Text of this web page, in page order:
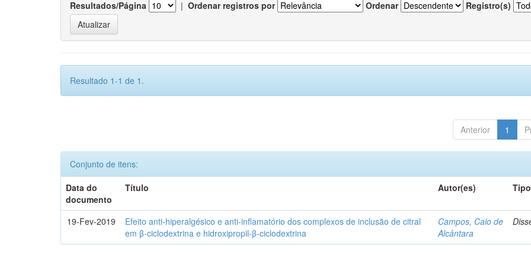
Resultados/Página | Ordenar registros por Ordenar Registro(s)
Resultado 1-1 de 1.
Anterior 1
Conjunto de itens:
Data do
documento
Título Autor(es) Tipo
19-Fev-2019
Efeito anti-hiperalgésico e anti-inflamatório dos complexos de inclusão de citral
em β-ciclodextrina e hidroxipropil-β-ciclodextrina
Campos, Caio de
Alcântara